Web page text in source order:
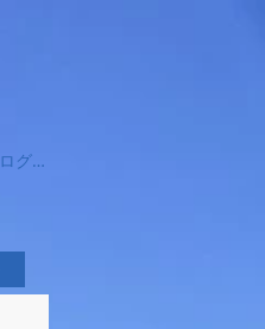
ログイン